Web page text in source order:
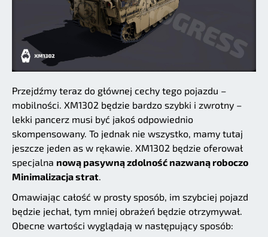
Przejdźmy teraz do głównej cechy tego pojazdu –
mobilności. XM1302 będzie bardzo szybki i zwrotny –
lekki pancerz musi być jakoś odpowiednio
skompensowany. To jednak nie wszystko, mamy tutaj
jeszcze jeden as w rękawie. XM1302 będzie oferował
specjalna nową pasywną zdolność nazwaną roboczo
Minimalizacja strat
Omawiając całość w prosty sposób, im szybciej pojazd
będzie jechał, tym mniej obrażeń będzie otrzymywał.
Obecne wartości wyglądają w następujący sposób: